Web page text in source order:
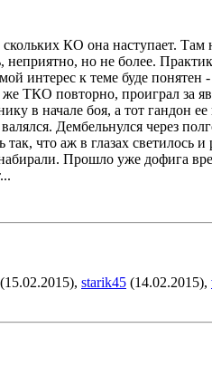
КО она наступает.
но не более.
интерес к теме буде
ТКО повторно, проиграл за
в начале боя, а тот гандон
Дембельнулся через
что аж в глазах светилось
Прошло уже дофига
(15.02.2015), starik45 (14.02.2015),